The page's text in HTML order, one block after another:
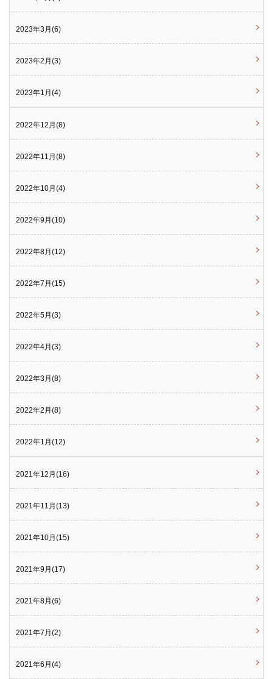
2023年3月(6)
2023年2月(3)
2023年1月(4)
2022年12月(8)
2022年11月(8)
2022年10月(4)
2022年9月(10)
2022年8月(12)
2022年7月(15)
2022年5月(3)
2022年4月(3)
2022年3月(8)
2022年2月(8)
2022年1月(12)
2021年12月(16)
2021年11月(13)
2021年10月(15)
2021年9月(17)
2021年8月(6)
2021年7月(2)
2021年6月(4)